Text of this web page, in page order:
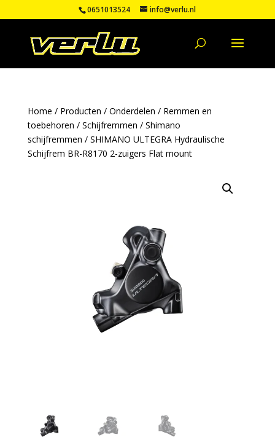
0651013524 info@verlu.nl
Home / Producten / Onderdelen / Remmen en
toebehoren / Schijfremmen / Shimano
schijfremmen / SHIMANO ULTEGRA Hydraulische
Schijfrem BR-R8170 2-zuigers Flat mount